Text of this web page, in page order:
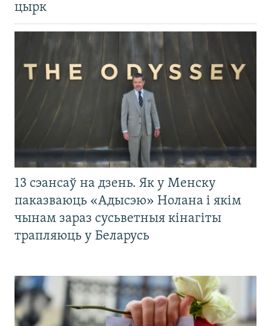
цырк
13 сэансаў на дзень. Як у Менску
паказваюць «Адысэю» Нолана і якім
чынам зараз сусьветныя кінагіты
трапляюць у Беларусь